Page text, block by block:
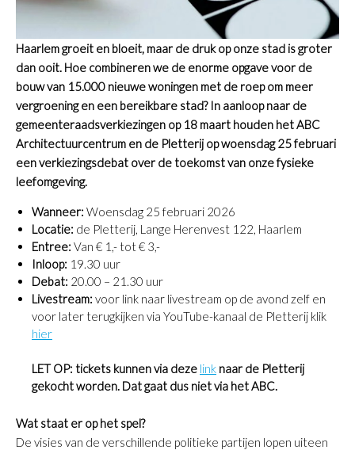
Haarlem groeit en bloeit, maar de druk op onze stad is groter
dan ooit. Hoe combineren we de enorme opgave voor de
bouw van 15.000 nieuwe woningen met de roep om meer
vergroening en een bereikbare stad? In aanloop naar de
gemeenteraadsverkiezingen op 18 maart houden het ABC
Architectuurcentrum en de Pletterij op woensdag 25 februari
een verkiezingsdebat over de toekomst van onze fysieke
leefomgeving.
Wanneer: Woensdag 25 februari 2026
Locatie: de Pletterij, Lange Herenvest 122, Haarlem
Entree: Van € 1,- tot € 3,-
Inloop: 19.30 uur
Debat: 20.00 – 21.30 uur
Livestream: voor link naar livestream op de avond zelf en
voor later terugkijken via YouTube-kanaal de Pletterij klik
hier
LET OP: tickets kunnen via deze link naar de Pletterij
gekocht worden. Dat gaat dus niet via het ABC.
Wat staat er op het spel?
De visies van de verschillende politieke partijen lopen uiteen